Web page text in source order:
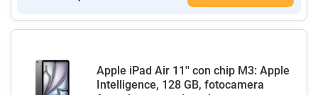
Apple iPad Air 11'' con chip M3: Apple
Intelligence, 128 GB, fotocamera